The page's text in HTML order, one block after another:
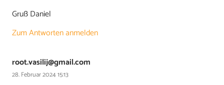
Gruß Daniel
Zum Antworten anmelden
root.vasilij@gmail.com
28. Februar 2024 15:13